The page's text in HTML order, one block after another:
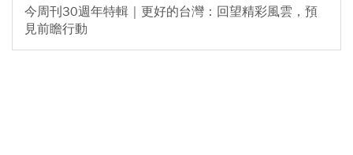
今周刊30週年特輯｜更好的台灣：回望精彩風雲，預
見前瞻行動